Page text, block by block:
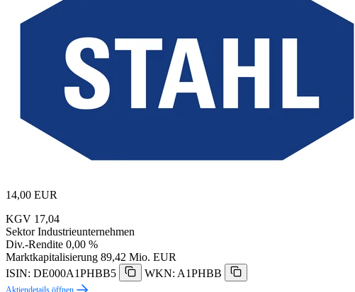
14,00 EUR
KGV 17,04
Sektor Industrieunternehmen
Div.-Rendite 0,00 %
Marktkapitalisierung 89,42 Mio. EUR
ISIN: DE000A1PHBB5
WKN: A1PHBB
Aktiendetails öffnen